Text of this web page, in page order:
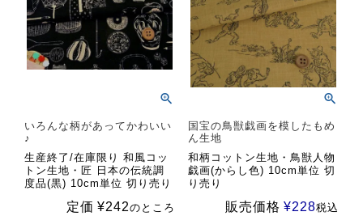
いろんな柄があってかわいい
♪
生産終了/在庫限り 和風コッ
トン生地・匠 日本の伝統調
度品(黒) 10cm単位 切り売り
定価 ¥242のところ
国宝の鳥獣戯画を模したもめ
ん生地
和柄コットン生地・鳥獣人物
戯画(からし色) 10cm単位 切
り売り
販売価格 ¥228税込